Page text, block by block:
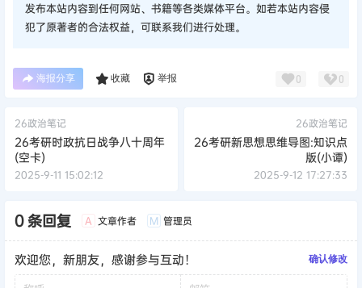
发布本站内容到任何网站、书籍等各类媒体平台。如若本站内容侵
犯了原著者的合法权益，可联系我们进行处理。
海报分享 收藏 举报 0 0
26政治笔记
26考研时政抗日战争八十周年
(空卡)
2025-9-11 15:02:12
26政治笔记
26考研新思想思维导图:知识点
版(小谭)
2025-9-12 17:27:33
0 条回复 A 文章作者 M 管理员
欢迎您，新朋友，感谢参与互动！ 确认修改